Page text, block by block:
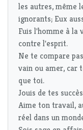
les autres, même
ignorants; Eux
Fuis l'homme à la
contre l'esprit.
Ne te compare
vain ou amer, car
que toi.
Jouis de tes
Aime ton travail,
réel dans un